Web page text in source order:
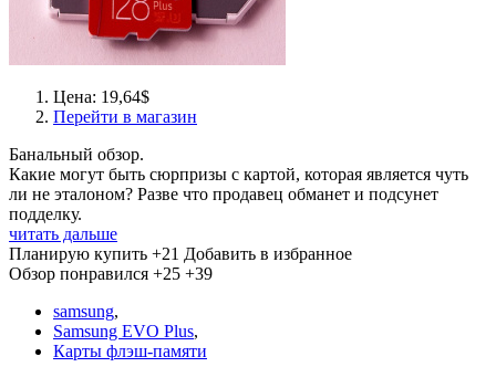
Цена: 19,64$
Перейти в магазин
Банальный обзор.
Какие могут быть сюрпризы с картой, которая является чуть
ли не эталоном? Разве что продавец обманет и подсунет
подделку.
читать дальше
Планирую купить +21 Добавить в избранное
Обзор понравился +25 +39
samsung,
Samsung EVO Plus,
Карты флэш-памяти